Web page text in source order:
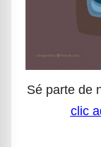
Sé parte de
clic